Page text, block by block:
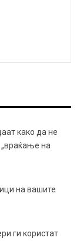
како да не
на
на вашите
ги користат